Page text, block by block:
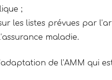
;
les listes prévues par
maladie.
de l’AMM qui